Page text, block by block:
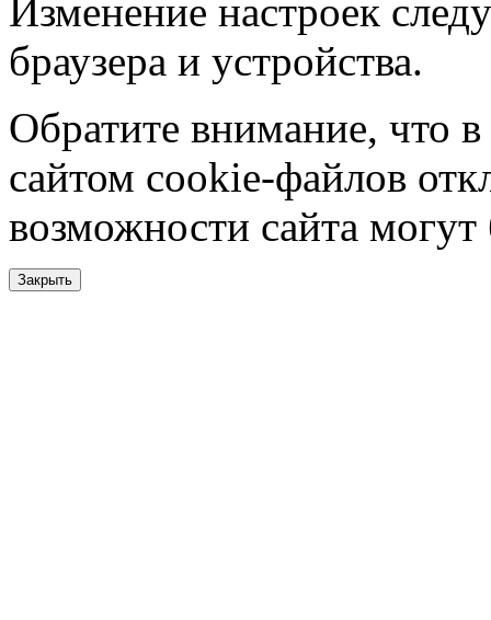
Изменение настроек
браузера и устройства.
Обратите внимание, что в
сайтом cookie-файлов
возможности сайта
Закрыть